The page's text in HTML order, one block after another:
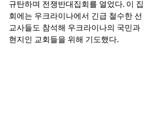
규탄하며 전쟁반대집회를 열었다. 이 집
회에는 우크라이나에서 긴급 철수한 선
교사들도 참석해 우크라이나의 국민과
현지인 교회들을 위해 기도했다.